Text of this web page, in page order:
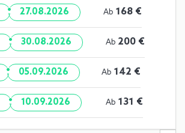
· 27.08.2026 Ab 168 €
· 30.08.2026 Ab 200 €
· 05.09.2026 Ab 142 €
· 10.09.2026 Ab 131 €